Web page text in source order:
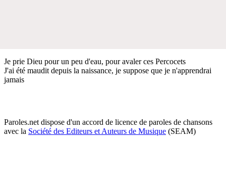
Je prie Dieu pour un peu d'eau, pour avaler ces Percocets
J'ai été maudit depuis la naissance, je suppose que je n'apprendrai
jamais
Paroles.net dispose d'un accord de licence de paroles de chansons
avec la Société des Editeurs et Auteurs de Musique (SEAM)